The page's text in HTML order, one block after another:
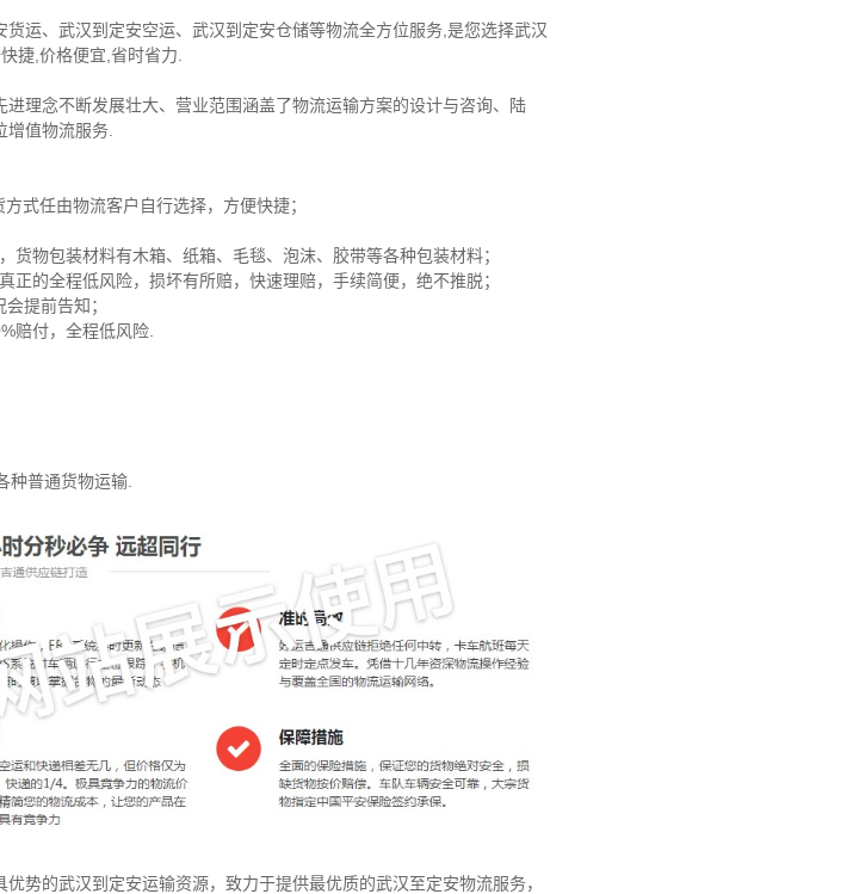
运、武汉到定安空运、武汉到定安仓储等物流全方位服务,是您选择武汉
捷,价格便宜,省时省力.
理念不断发展壮大、营业范围涵盖了物流运输方案的设计与咨询、陆
增值物流服务.
式任由物流客户自行选择，方便快捷；
物包装材料有木箱、纸箱、毛毯、泡沫、胶带等各种包装材料；
的全程低风险，损坏有所赔，快速理赔，手续简便，绝不推脱；
提前告知；
赔付，全程低风险.
种普通货物运输.
势的武汉到定安运输资源，致力于提供最优质的武汉至定安物流服务，